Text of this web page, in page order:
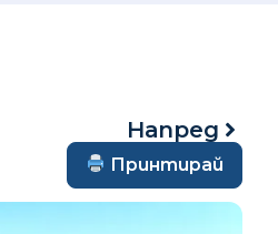
Напред
Принтирай